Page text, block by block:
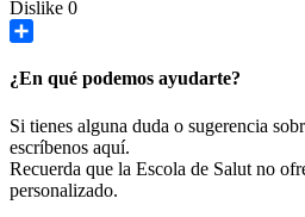
Dislike 0
¿En qué podemos ayudarte?
Si tienes alguna duda o sugerencia
escríbenos aquí.
Recuerda que la Escola de Salut no
personalizado.